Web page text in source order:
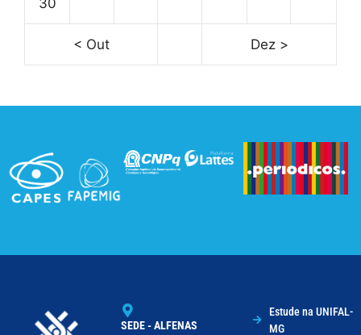
30
< Out Dez >
SEDE - ALFENAS
Estude na UNIFAL-
MG